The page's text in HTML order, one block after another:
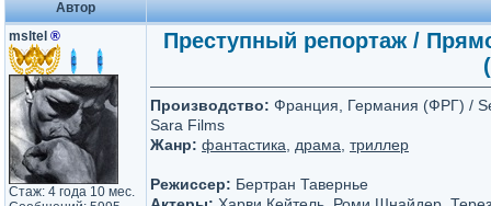
Автор
msltel ®
Стаж: 4 года 10 мес.
Преступный репортаж /
Производство: Франция, Германия (ФРГ) /
Sara Films
Жанр: фантастика драма триллер
Режиссер: Бертран Тавернье